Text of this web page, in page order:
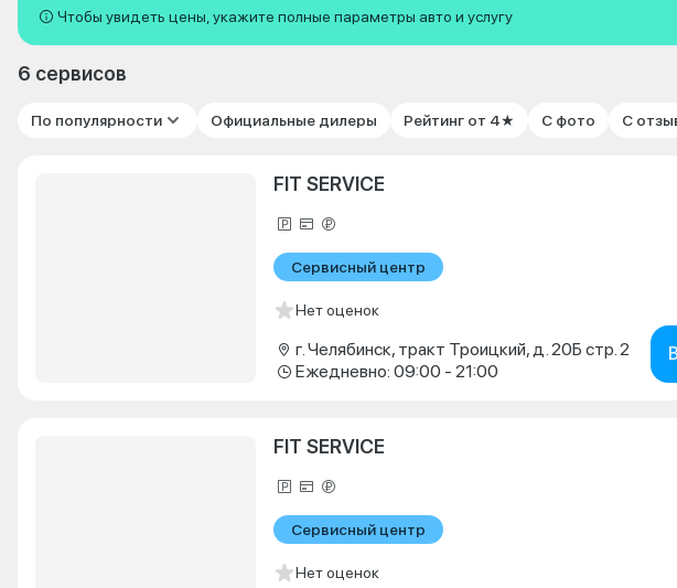
Чтобы увидеть цены, укажите полные параметры авто и услугу
6 сервисов
По популярности Официальные дилеры Рейтинг от 4★ С фото С
FIT SERVICE
Сервисный центр
Нет оценок
г. Челябинск, тракт Троицкий, д. 20Б стр. 2
Ежедневно: 09:00 - 21:00
FIT SERVICE
Сервисный центр
Нет оценок